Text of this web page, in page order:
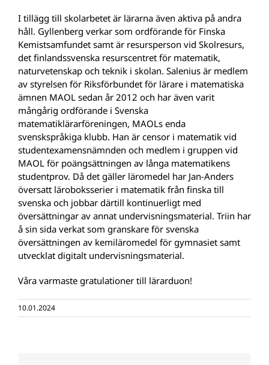
I tillägg till skolarbetet är lärarna även aktiva på andra
håll. Gyllenberg verkar som ordförande för Finska
Kemistsamfundet samt är resursperson vid Skolresurs,
det finlandssvenska resurscentret för matematik,
naturvetenskap och teknik i skolan. Salenius är medlem
av styrelsen för Riksförbundet för lärare i matematiska
ämnen MAOL sedan år 2012 och har även varit
mångårig ordförande i Svenska
matematiklärarföreningen, MAOLs enda
svenskspråkiga klubb. Han är censor i matematik vid
studentexamensnämnden och medlem i gruppen vid
MAOL för poängsättningen av långa matematikens
studentprov. Då det gäller läromedel har Jan-Anders
översatt läroboksserier i matematik från finska till
svenska och jobbar därtill kontinuerligt med
översättningar av annat undervisningsmaterial. Triin har
å sin sida verkat som granskare för svenska
översättningen av kemiläromedel för gymnasiet samt
utvecklat digitalt undervisningsmaterial.
Våra varmaste gratulationer till lärarduon!
10.01.2024